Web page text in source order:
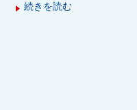
続きを読む